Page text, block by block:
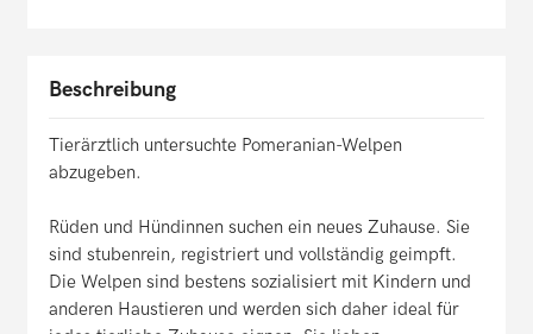
Beschreibung
Tierärztlich untersuchte Pomeranian-Welpen
abzugeben.
Rüden und Hündinnen suchen ein neues Zuhause. Sie
sind stubenrein, registriert und vollständig geimpft.
Die Welpen sind bestens sozialisiert mit Kindern und
anderen Haustieren und werden sich daher ideal für